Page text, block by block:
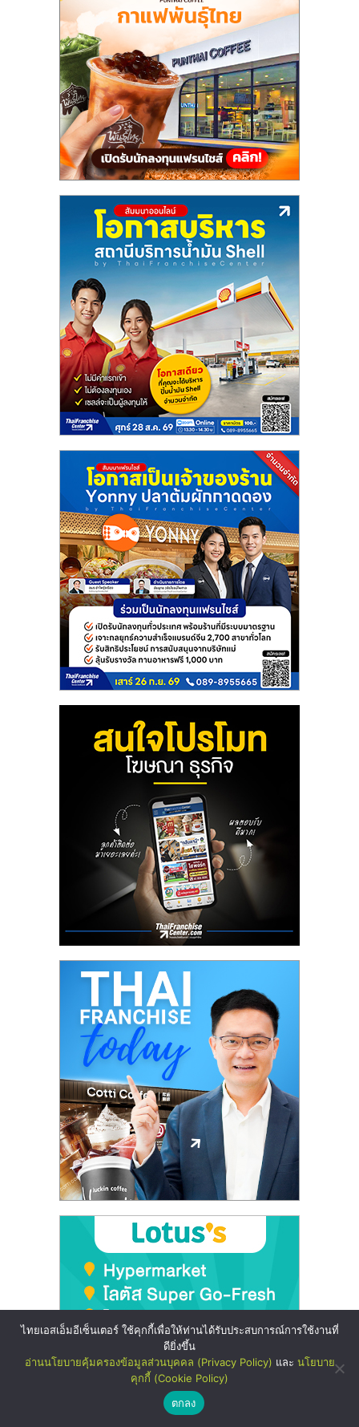
ไทยเอสเอ็มอีเซ็นเตอร์ ใช้คุกกี้เพื่อให้ท่านได้รับประสบการณ์การใช้งานที่
ดียิ่งขึ้น
อ่านนโยบายคุ้มครองข้อมูลส่วนบุคคล (Privacy Policy) และ นโยบาย
คุกกี้ (Cookie Policy)
ตกลง